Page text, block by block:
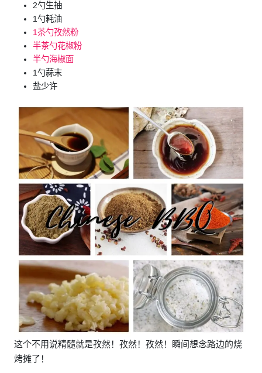
2勺生抽
1勺耗油
1茶勺孜然粉
半茶勺花椒粉
半勺海椒面
1勺蒜末
盐少许
这个不用说精髓就是孜然！孜然！孜然！瞬间想念路边的烧
烤摊了！